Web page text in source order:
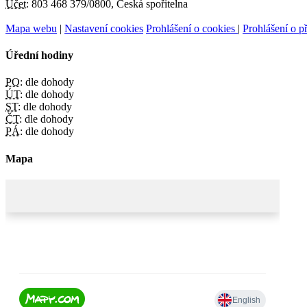
Účet: 803 468 379/0800, Česká spořitelna
Mapa webu | Nastavení cookies Prohlášení o cookies | Prohlášení o
Úřední hodiny
PO: dle dohody
ÚT: dle dohody
ST: dle dohody
ČT: dle dohody
PÁ: dle dohody
Mapa